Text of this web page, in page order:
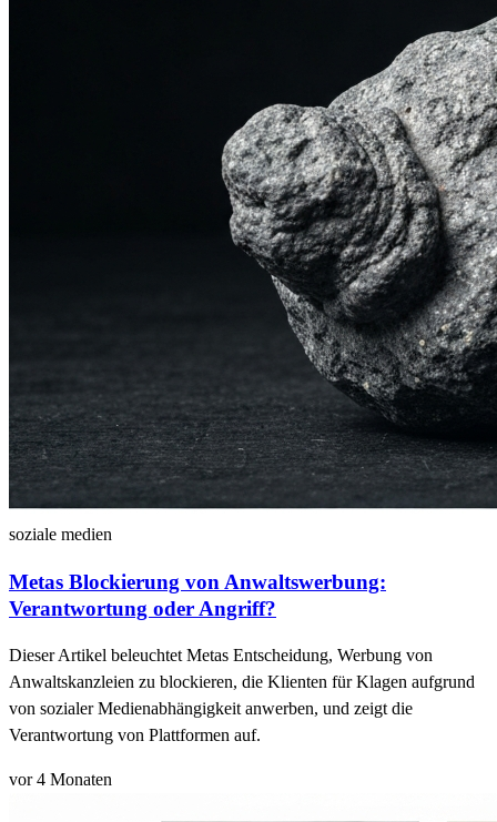
soziale medien
Metas Blockierung von Anwaltswerbung:
Verantwortung oder Angriff?
Dieser Artikel beleuchtet Metas Entscheidung, Werbung von
Anwaltskanzleien zu blockieren, die Klienten für Klagen aufgrund
von sozialer Medienabhängigkeit anwerben, und zeigt die
Verantwortung von Plattformen auf.
vor 4 Monaten